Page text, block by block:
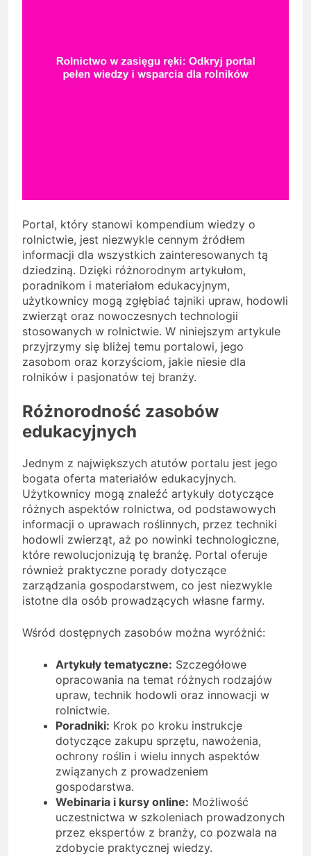
Portal, który stanowi kompendium wiedzy o
rolnictwie, jest niezwykle cennym źródłem
informacji dla wszystkich zainteresowanych tą
dziedziną. Dzięki różnorodnym artykułom,
poradnikom i materiałom edukacyjnym,
użytkownicy mogą zgłębiać tajniki upraw, hodowli
zwierząt oraz nowoczesnych technologii
stosowanych w rolnictwie. W niniejszym artykule
przyjrzymy się bliżej temu portalowi, jego
zasobom oraz korzyściom, jakie niesie dla
rolników i pasjonatów tej branży.
Różnorodność zasobów
edukacyjnych
Jednym z największych atutów portalu jest jego
bogata oferta materiałów edukacyjnych.
Użytkownicy mogą znaleźć artykuły dotyczące
różnych aspektów rolnictwa, od podstawowych
informacji o uprawach roślinnych, przez techniki
hodowli zwierząt, aż po nowinki technologiczne,
które rewolucjonizują tę branżę. Portal oferuje
również praktyczne porady dotyczące
zarządzania gospodarstwem, co jest niezwykle
istotne dla osób prowadzących własne farmy.
Wśród dostępnych zasobów można wyróżnić:
Artykuły tematyczne: Szczegółowe
opracowania na temat różnych rodzajów
upraw, technik hodowli oraz innowacji w
rolnictwie.
Poradniki: Krok po kroku instrukcje
dotyczące zakupu sprzętu, nawożenia,
ochrony roślin i wielu innych aspektów
związanych z prowadzeniem
gospodarstwa.
Webinaria i kursy online: Możliwość
uczestnictwa w szkoleniach prowadzonych
przez ekspertów z branży, co pozwala na
zdobycie praktycznej wiedzy.